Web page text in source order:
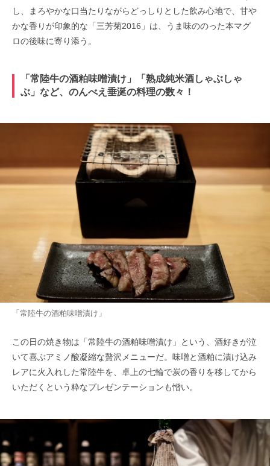
し、まろやかな口当たりながらどっしりとした飲み心地で、甘や
かな香りが印象的な「三芳菊2016」は、うま味ののった本マグ
ロの後味に寄り添う。
「常陸牛の酒粕味噌漬け」「熟成純米酒しゃぶしゃ
ぶ」など、のんべえ垂涎の料理の数々！
「常陸牛の酒粕味噌漬け」
この日の焼き物は「常陸牛の酒粕味噌漬け」という、酒好きが泣
いて喜ぶアミノ酸凝縮な贅沢メニューだ。味噌と酒粕に漬け込み
レアに火入れした常陸牛を、卓上の七輪で炭の香りを移してから
いただくという粋なプレゼンテーションも憎い。